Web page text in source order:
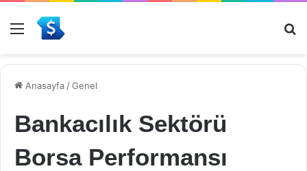
Menü
Anasayfa /Genel
Bankacılık Sektörü
Borsa Performansı